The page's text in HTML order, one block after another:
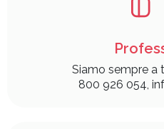
Siamo sempre a
800 926 054,